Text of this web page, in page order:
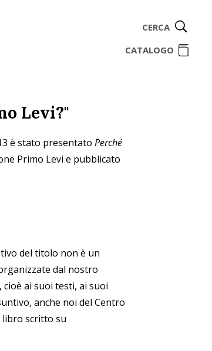
CATALOGO
CERCA
Levi?"
è stato presentato Perché
Primo Levi e pubblicato
del titolo non è un
dal nostro
ai suoi testi, ai suoi
anche noi del Centro
libro scritto su